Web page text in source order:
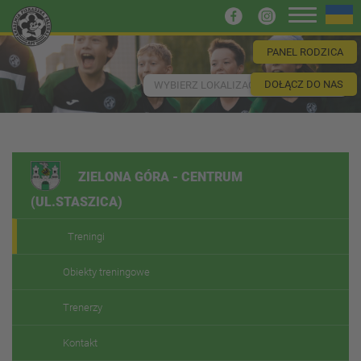
PANEL RODZICA
DOŁĄCZ DO NAS
WYBIERZ LOKALIZACJĘ
ZIELONA GÓRA - CENTRUM
(UL.STASZICA)
Treningi
Obiekty treningowe
Trenerzy
Kontakt